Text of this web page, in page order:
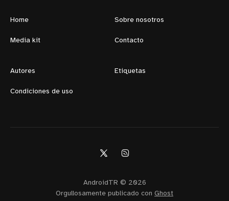
Home Sobre nosotros
Media kit Contacto
Autores Etiquetas
Condiciones de uso
AndroidTR © 2026
Orgullosamente publicado con Ghost